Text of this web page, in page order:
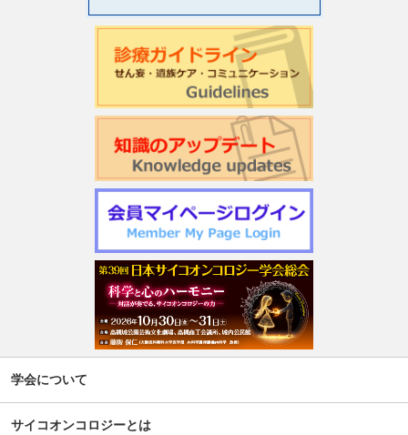
学会について
サイコオンコロジーとは